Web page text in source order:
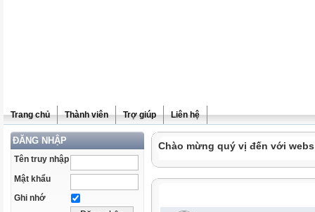
Trang chủ Thành viên Trợ giúp Liên hệ
ĐĂNG NHẬP
Tên truy nhập
Mật khẩu
Ghi nhớ
Chào mừng quý vị đến với